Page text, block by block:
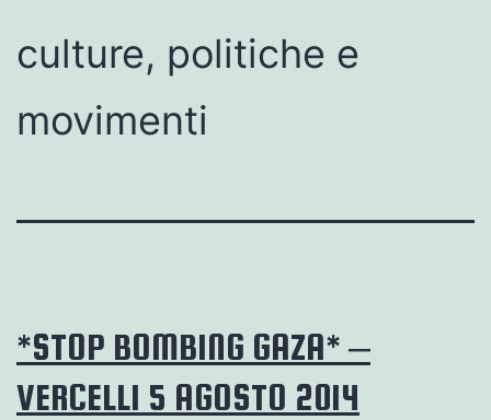
culture, politiche e
movimenti
*STOP BOMBING GAZA* –
VERCELLI 5 AGOSTO 2014